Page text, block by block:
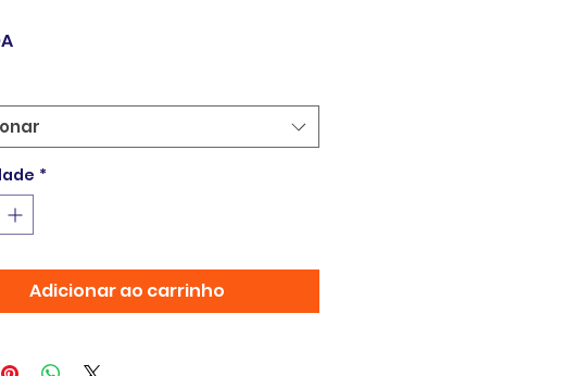
Preço
*
Adicionar ao carrinho